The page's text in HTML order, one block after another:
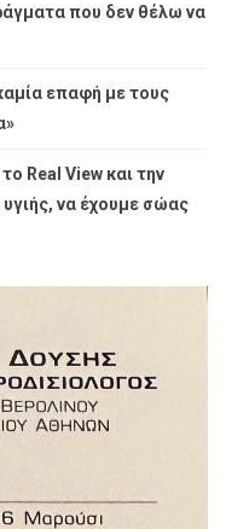
που δεν θέλω να
επαφή με τους
Real View και την
να έχουμε σώας